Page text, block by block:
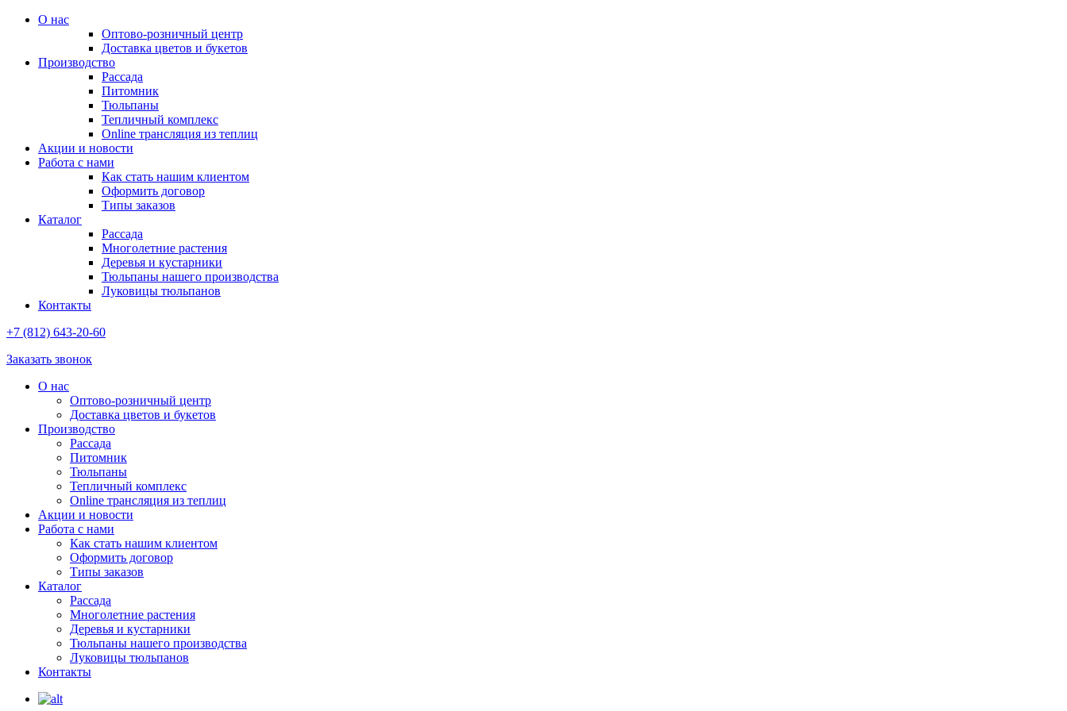
О нас
Оптово-розничный центр
Доставка цветов и букетов
Производство
Рассада
Питомник
Тюльпаны
Тепличный комплекс
Online трансляция из теплиц
Акции и новости
Работа с нами
Как стать нашим клиентом
Оформить договор
Типы заказов
Каталог
Рассада
Многолетние растения
Деревья и кустарники
Тюльпаны нашего производства
Луковицы тюльпанов
Контакты
+7 (812) 643-20-60
Заказать звонок
О нас
Оптово-розничный центр
Доставка цветов и букетов
Производство
Рассада
Питомник
Тюльпаны
Тепличный комплекс
Online трансляция из теплиц
Акции и новости
Работа с нами
Как стать нашим клиентом
Оформить договор
Типы заказов
Каталог
Рассада
Многолетние растения
Деревья и кустарники
Тюльпаны нашего производства
Луковицы тюльпанов
Контакты